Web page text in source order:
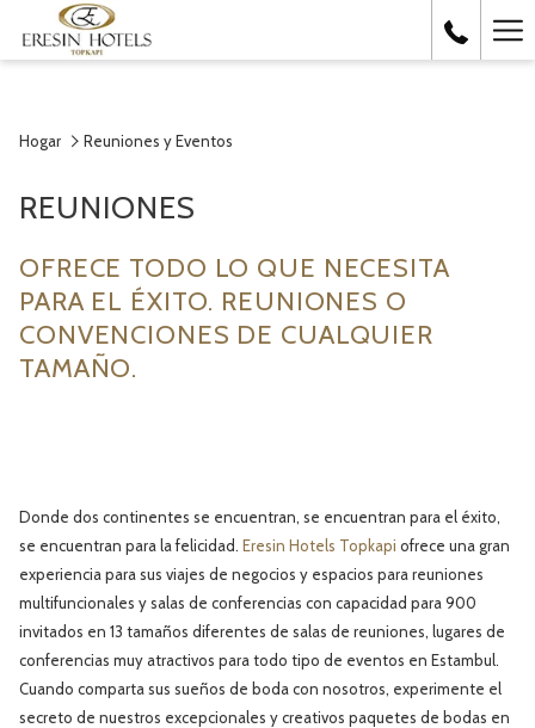
Hogar Reuniones y Eventos
REUNIONES
OFRECE TODO LO QUE NECESITA
PARA EL ÉXITO. REUNIONES O
CONVENCIONES DE CUALQUIER
TAMAÑO.
Donde dos continentes se encuentran, se encuentran para el éxito,
se encuentran para la felicidad. Eresin Hotels Topkapi ofrece una gran
experiencia para sus viajes de negocios y espacios para reuniones
multifuncionales y salas de conferencias con capacidad para 900
invitados en 13 tamaños diferentes de salas de reuniones, lugares de
conferencias muy atractivos para todo tipo de eventos en Estambul.
Cuando comparta sus sueños de boda con nosotros, experimente el
secreto de nuestros excepcionales y creativos paquetes de bodas en